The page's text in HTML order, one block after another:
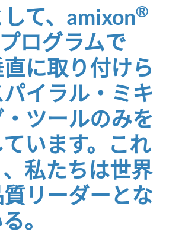
て、amixon®
ログラムで
に取り付けら
イラル・ミキ
ツールのみを
います。これ
私たちは世界
リーダーとな
。